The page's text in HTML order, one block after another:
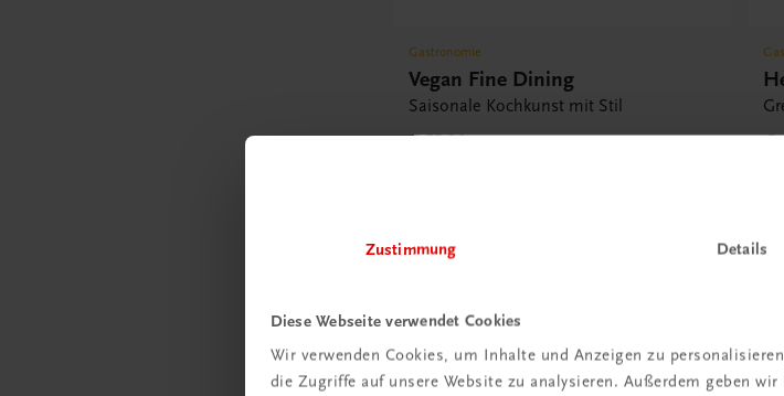
Zustimmung Details
Diese Webseite verwendet Cookies
Wir verwenden Cookies, um Inhalte und Anzeigen zu
die Zugriffe auf unsere Website zu analysieren. Außerdem geben
Gastronomie
Vegan Fine Dining
Saisonale Kochkunst mit Stil
€ 51,30 €